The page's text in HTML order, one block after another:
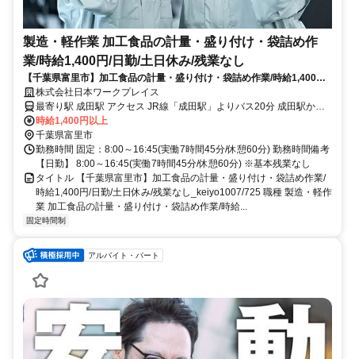
製造・軽作業 加工食品の計量・盛り付け・袋詰め作
業/時給1,400円/日勤/土日休み/残業なし
【千葉県富里市】加工食品の計量・盛り付け・袋詰め作業/時給1,400円/
日勤/土日休み/残業なし_keiyo1007/725
株式会社日本ワークプレイス
最寄り駅 成田駅 アクセス JR線「成田駅」よりバス20分 成田駅から
公共バスあり
時給1,400円以上
千葉県富里市
勤務時間 固定：8:00～16:45(実働7時間45分/休憩60分) 勤務時間備考
【日勤】 8:00～16:45(実働7時間45分/休憩60分) ※基本残業なし
タイトル 【千葉県富里市】加工食品の計量・盛り付け・袋詰め作業/
時給1,400円/日勤/土日休み/残業なし_keiyo1007/725 職種 製造・軽作
業 加工食品の計量・盛り付け・袋詰め作業/時給...
固定時間制
アルバイト・パート